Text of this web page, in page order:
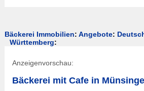
Bäckerei Immobilien: Angebote:
Württemberg:
Anzeigenvorschau:
Bäckerei mit Cafe in